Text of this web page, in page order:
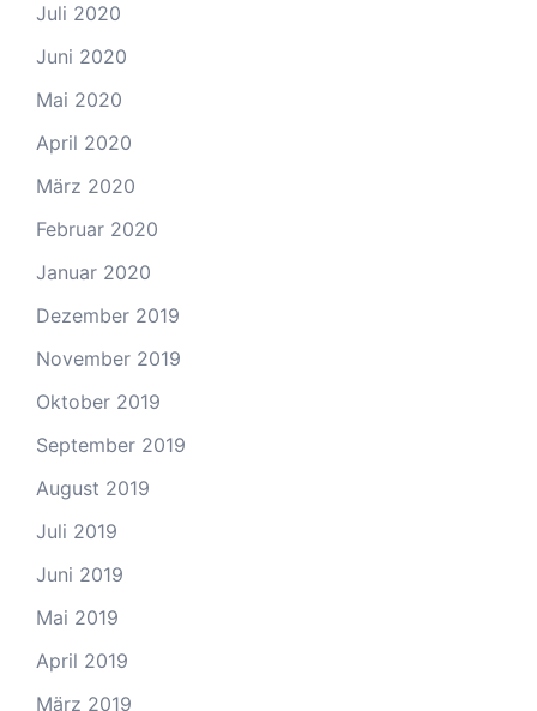
Juli 2020
Juni 2020
Mai 2020
April 2020
März 2020
Februar 2020
Januar 2020
Dezember 2019
November 2019
Oktober 2019
September 2019
August 2019
Juli 2019
Juni 2019
Mai 2019
April 2019
März 2019